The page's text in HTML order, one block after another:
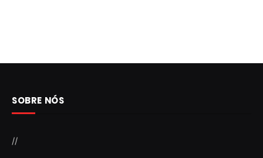
SOBRE NÓS
//